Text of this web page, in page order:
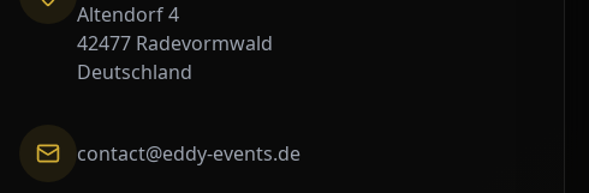
Altendorf 4
42477 Radevormwald
Deutschland
contact@eddy-events.de